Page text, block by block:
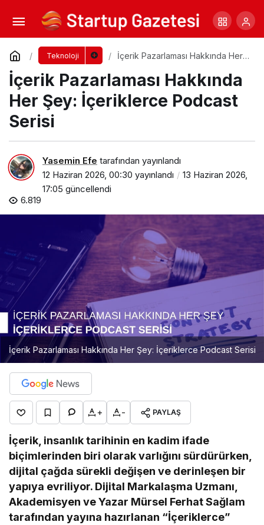
Teknoloji
İçerik Pazarlaması Hakkında Her
İçerik Pazarlaması Hakkında
Her Şey: İçeriklerce Podcast
Serisi
Yasemin Efe tarafından yayınlandı
12 Haziran 2026, 00:30 yayınlandı
13 Haziran 2026,
17:05 güncellendi
6.819
İçerik Pazarlaması Hakkında Her Şey: İçeriklerce Podcast Serisi
+ - PAYLAŞ
İçerik, insanlık tarihinin en kadim ifade
biçimlerinden biri olarak varlığını sürdürürken,
dijital çağda sürekli değişen ve derinleşen bir
yapıya evriliyor. Dijital Markalaşma Uzmanı,
Akademisyen ve Yazar Mürsel Ferhat Sağlam
tarafından yayına hazırlanan “İçeriklerce”
Mobil Hotspot Neden Güvenlik Riski Taşıyor?
Yorum Yap Paylaş